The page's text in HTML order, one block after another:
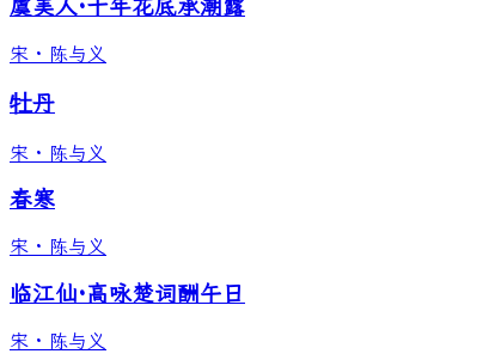
虞美人·十年花底承潮露
宋 · 陈与义
牡丹
宋 · 陈与义
春寒
宋 · 陈与义
临江仙·高咏楚词酬午日
宋 · 陈与义